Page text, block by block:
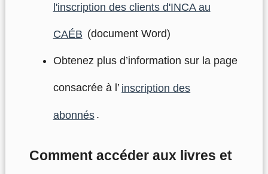
l'inscription des clients d'INCA au
CAÉB (document Word)
Obtenez plus d’information sur la page
consacrée à l’ inscription des
abonnés .
Comment accéder aux livres et